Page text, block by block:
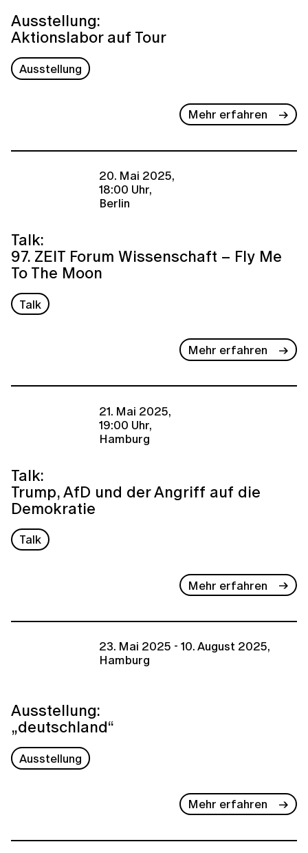
Ausstellung:
Aktionslabor auf Tour
Ausstellung
Mehr erfahren
20. Mai 2025,
18:00 Uhr,
Berlin
Talk:
97. ZEIT Forum Wissenschaft – Fly Me
To The Moon
Talk
Mehr erfahren
21. Mai 2025,
19:00 Uhr,
Hamburg
Talk:
Trump, AfD und der Angriff auf die
Demokratie
Talk
Mehr erfahren
23. Mai 2025 - 10. August 2025,
Hamburg
Ausstellung:
„deutschland“
Ausstellung
Mehr erfahren